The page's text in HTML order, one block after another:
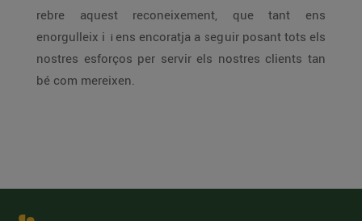
rebre aquest reconeixement, que tant ens
enorgulleix i
i ens encoratja a seguir posant tots els
nostres esforços per servir els nostres clients tan
bé com mereixen.